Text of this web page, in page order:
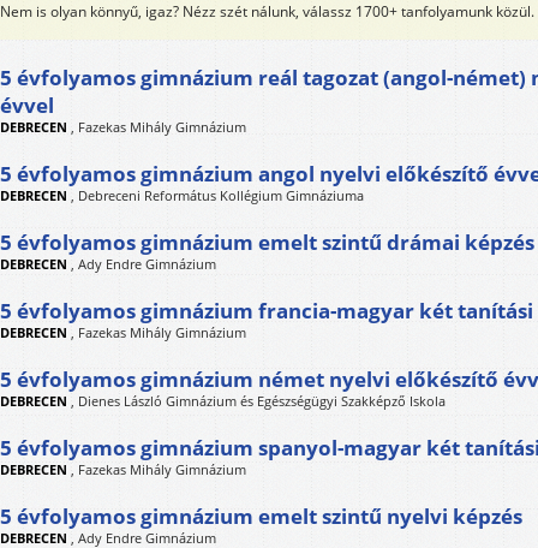
Nem is olyan könnyű, igaz? Nézz szét nálunk, válassz 1700+ tanfolyamunk közül.
5 évfolyamos gimnázium reál tagozat (angol-német)
évvel
DEBRECEN , Fazekas Mihály Gimnázium
5 évfolyamos gimnázium angol nyelvi előkészítő
DEBRECEN , Debreceni Református Kollégium Gimnáziuma
5 évfolyamos gimnázium emelt szintű drámai képzés
DEBRECEN , Ady Endre Gimnázium
5 évfolyamos gimnázium francia-magyar két
DEBRECEN , Fazekas Mihály Gimnázium
5 évfolyamos gimnázium német nyelvi előkészítő
DEBRECEN , Dienes László Gimnázium és Egészségügyi Szakképző Iskola
5 évfolyamos gimnázium spanyol-magyar két
DEBRECEN , Fazekas Mihály Gimnázium
5 évfolyamos gimnázium emelt szintű nyelvi képzés
DEBRECEN , Ady Endre Gimnázium